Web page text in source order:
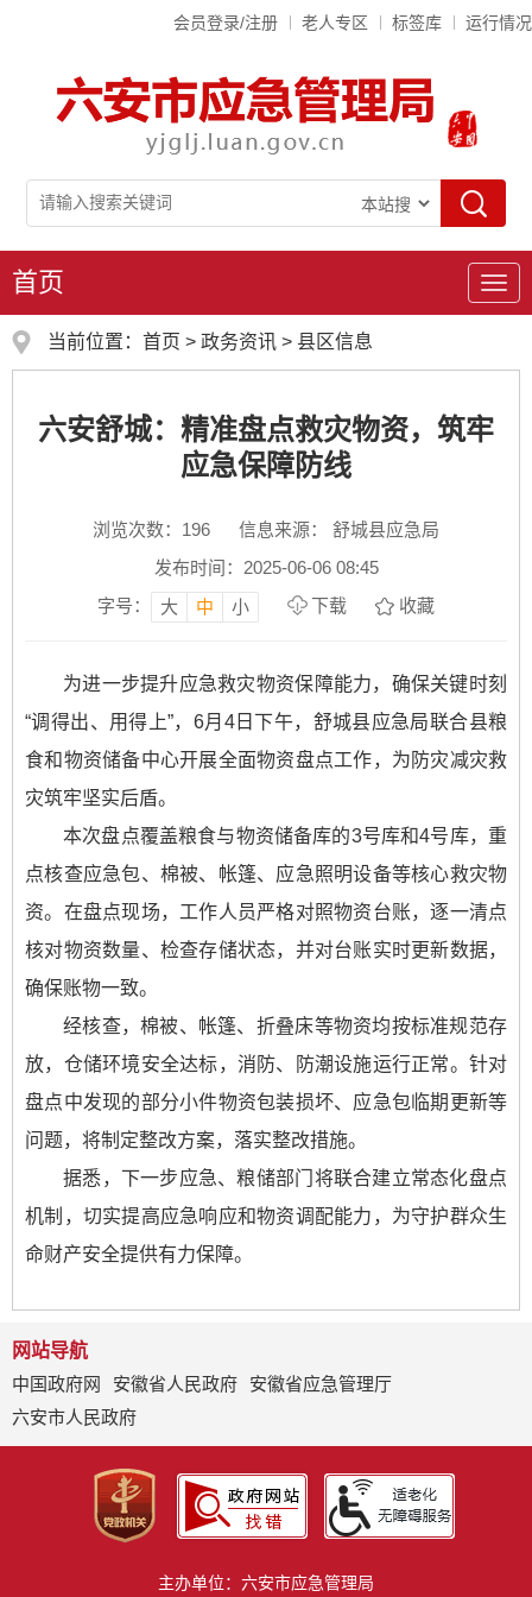
会员登录/注册 老人专区 标签库 运行情况
首页
导
航
当前位置： 首页 > 政务资讯 > 县区信息
六安舒城：精准盘点救灾物资，筑牢
应急保障防线
浏览次数： 196
信息来源： 舒城县应急局
发布时间：2025-06-06 08:45
字号：
大 中 小 下载 收藏
为进一步提升应急救灾物资保障能力，确保关键时刻
“调得出、用得上”，6月4日下午，舒城县应急局联合县粮
食和物资储备中心开展全面物资盘点工作，为防灾减灾救
灾筑牢坚实后盾。
本次盘点覆盖粮食与物资储备库的3号库和4号库，重
点核查应急包、棉被、帐篷、应急照明设备等核心救灾物
资。在盘点现场，工作人员严格对照物资台账，逐一清点
核对物资数量、检查存储状态，并对台账实时更新数据，
确保账物一致。
经核查，棉被、帐篷、折叠床等物资均按标准规范存
放，仓储环境安全达标，消防、防潮设施运行正常。针对
盘点中发现的部分小件物资包装损坏、应急包临期更新等
问题，将制定整改方案，落实整改措施。
据悉，下一步应急、粮储部门将联合建立常态化盘点
机制，切实提高应急响应和物资调配能力，为守护群众生
命财产安全提供有力保障。
网站导航
中国政府网
安徽省人民政府
安徽省应急管理厅
六安市人民政府
主办单位：六安市应急管理局